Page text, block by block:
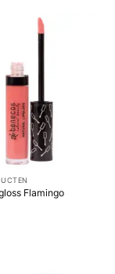
Flamingo